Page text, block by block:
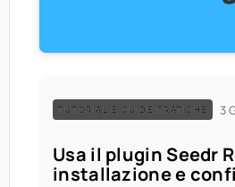
TUTORIAL E GUIDE PRATICHE 3
Usa il plugin Seedr
installazione e